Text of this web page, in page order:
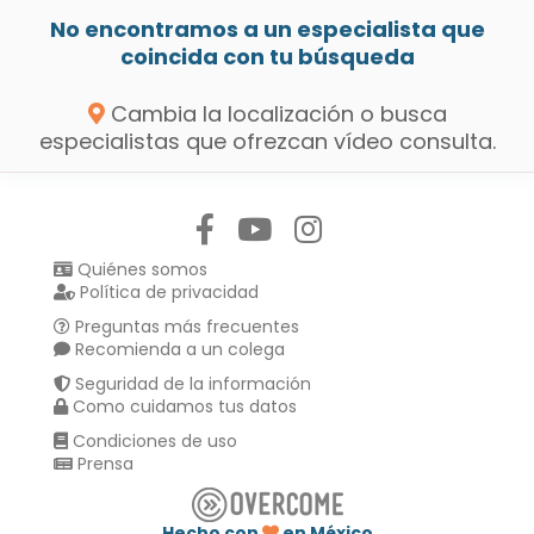
No encontramos a un especialista que
coincida con tu búsqueda
Cambia la localización o busca
especialistas que ofrezcan vídeo consulta.
Quiénes somos
Política de privacidad
Preguntas más frecuentes
Recomienda a un colega
Seguridad de la información
Como cuidamos tus datos
Condiciones de uso
Prensa